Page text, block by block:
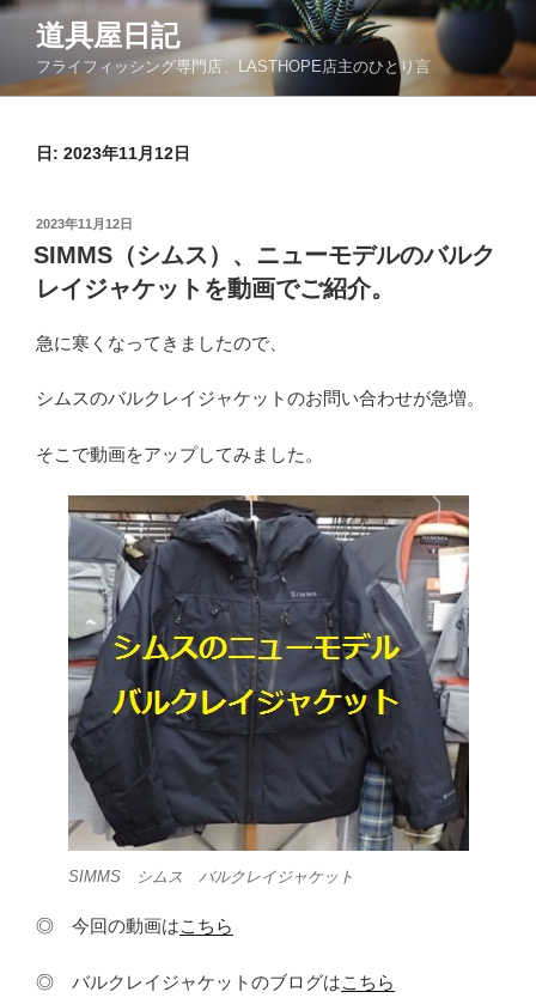
コ
ン
道具屋日記
フライフィッシング専門店、LASTHOPE店主のひとり言
日: 2023年11月12日
投
稿
日:
2023年11月12日
SIMMS（シムス）、ニューモデルのバルク
レイジャケットを動画でご紹介。
急に寒くなってきましたので、
シムスのバルクレイジャケットのお問い合わせが急増。
そこで動画をアップしてみました。
SIMMS シムス バルクレイジャケット
◎ 今回の動画はこちら
◎ バルクレイジャケットのブログはこちら